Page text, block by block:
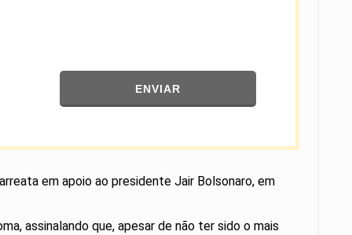
ENVIAR
em apoio ao presidente Jair Bolsonaro, em
assinalando que, apesar de não ter sido o mais